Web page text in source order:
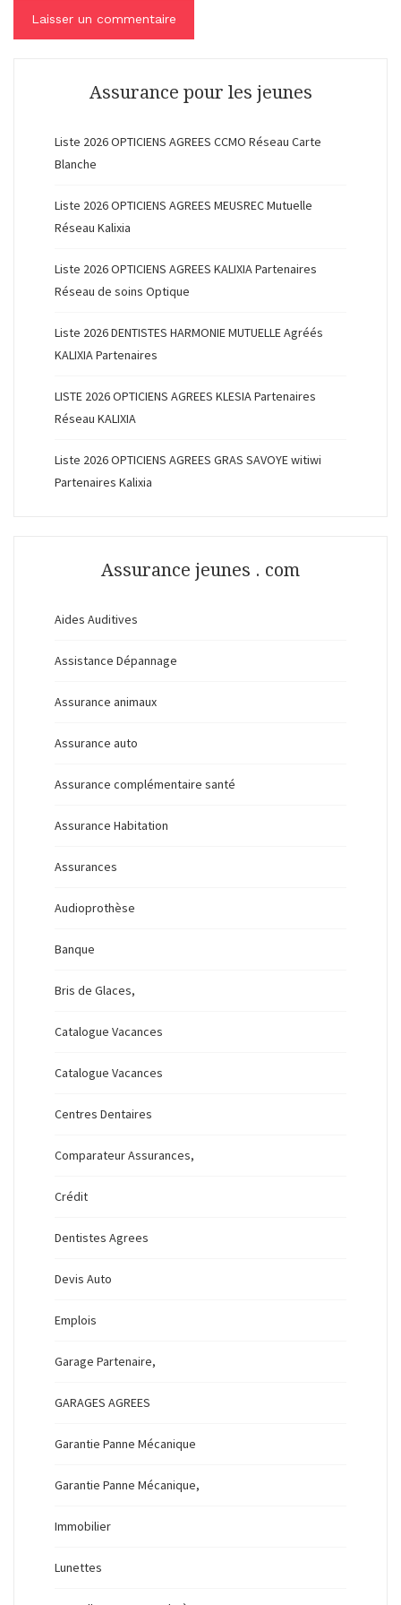
Assurance pour les jeunes
Liste 2026 OPTICIENS AGREES CCMO Réseau Carte
Blanche
Liste 2026 OPTICIENS AGREES MEUSREC Mutuelle
Réseau Kalixia
Liste 2026 OPTICIENS AGREES KALIXIA Partenaires
Réseau de soins Optique
Liste 2026 DENTISTES HARMONIE MUTUELLE Agréés
KALIXIA Partenaires
LISTE 2026 OPTICIENS AGREES KLESIA Partenaires
Réseau KALIXIA
Liste 2026 OPTICIENS AGREES GRAS SAVOYE witiwi
Partenaires Kalixia
Assurance jeunes . com
Aides Auditives
Assistance Dépannage
Assurance animaux
Assurance auto
Assurance complémentaire santé
Assurance Habitation
Assurances
Audioprothèse
Banque
Bris de Glaces,
Catalogue Vacances
Catalogue Vacances
Centres Dentaires
Comparateur Assurances,
Crédit
Dentistes Agrees
Devis Auto
Emplois
Garage Partenaire,
GARAGES AGREES
Garantie Panne Mécanique
Garantie Panne Mécanique,
Immobilier
Lunettes